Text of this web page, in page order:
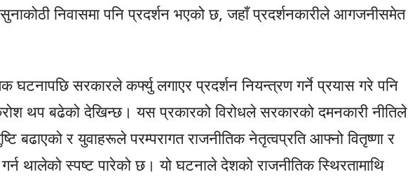
निवासमा पनि प्रदर्शन भएको छ, जहाँ प्रदर्शनकारीले आगजनीसमेत
घटनापछि सरकारले कर्फ्यु लगाएर प्रदर्शन नियन्त्रण गर्ने प्रयास गरे पनि
थप बढेको देखिन्छ। यस प्रकारको विरोधले सरकारको दमनकारी नीतिले
बढाएको र युवाहरूले परम्परागत राजनीतिक नेतृत्वप्रति आफ्नो वितृष्णा र
थालेको स्पष्ट पारेको छ। यो घटनाले देशको राजनीतिक स्थिरतामाथि